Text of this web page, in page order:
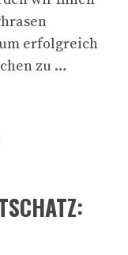
erfolgreich
zu …